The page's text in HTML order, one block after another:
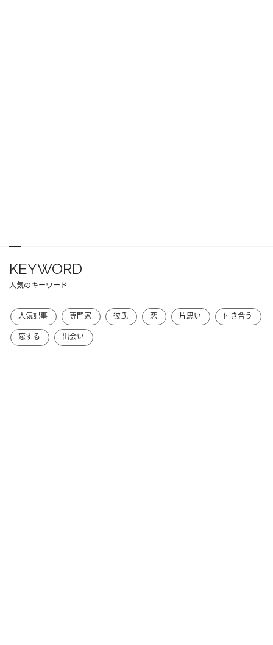
KEYWORD
人気のキーワード
人気記事 専門家 彼氏 恋 片思い
付き合う
恋する
出会い